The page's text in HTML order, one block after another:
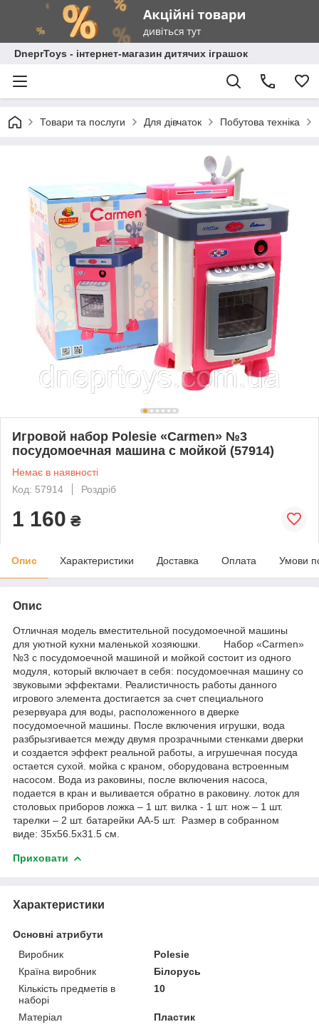
DneprToys - інтернет-магазин дитячих іграшок
Товари та послуги Для дівчаток Побутова техніка
Игровой набор Polesie «Carmen» №3
посудомоечная машина с мойкой (57914)
Немає в наявності
Код: 57914
Роздріб
1 160 ₴
Опис Характеристики Доставка Оплата Умови
Опис
Отличная модель вместительной посудомоечной машины
для уютной кухни маленькой хозяюшки. Набор «Carmen»
№3 с посудомоечной машиной и мойкой состоит из одного
модуля, который включает в себя: посудомоечная машину со
звуковыми эффектами. Реалистичность работы данного
игрового элемента достигается за счет специального
резервуара для воды, расположенного в дверке
посудомоечной машины. После включения игрушки, вода
разбрызгивается между двумя прозрачными стенками дверки
и создается эффект реальной работы, а игрушечная посуда
остается сухой. мойка с краном, оборудована встроенным
насосом. Вода из раковины, после включения насоса,
подается в кран и выливается обратно в раковину. лоток для
столовых приборов ложка – 1 шт. вилка - 1 шт. нож – 1 шт.
тарелки – 2 шт. батарейки AA-5 шт. Размер в собранном
виде: 35х56.5х31.5 см.
Приховати
Характеристики
Основні атрибути
Виробник
Polesie
Країна виробник
Білорусь
Кількість предметів в
наборі
10
Матеріал
Пластик